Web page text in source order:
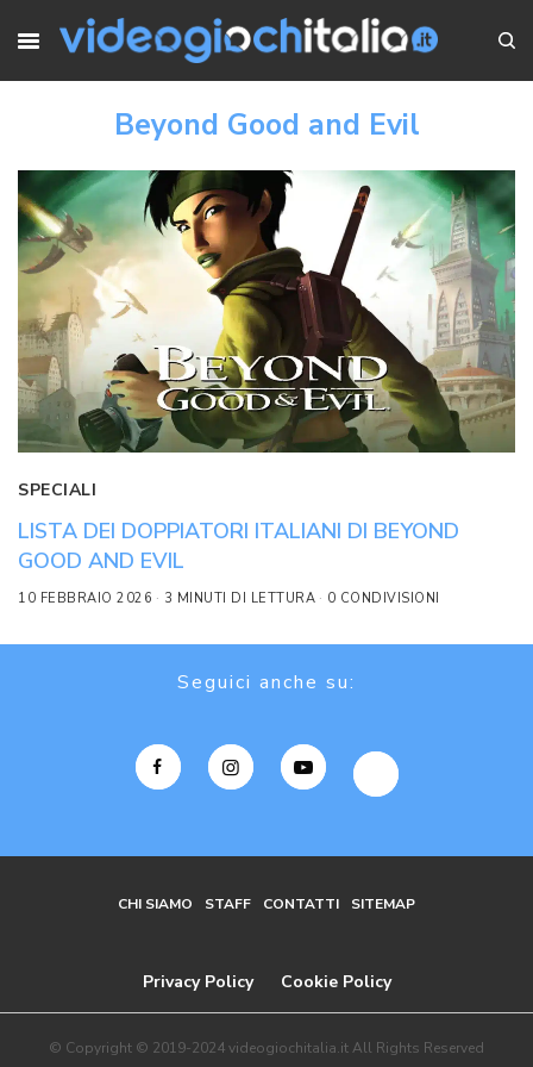
Beyond Good and Evil
SPECIALI
LISTA DEI DOPPIATORI ITALIANI DI BEYOND
GOOD AND EVIL
10 FEBBRAIO 2026 3 MINUTI DI LETTURA 0 CONDIVISIONI
Seguici anche su:
CHI SIAMO STAFF CONTATTI SITEMAP
Privacy Policy Cookie Policy
© Copyright © 2019-2024 videogiochitalia.it All Rights Reserved